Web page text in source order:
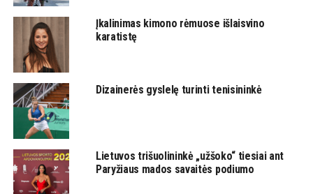
Įkalinimas kimono rėmuose išlaisvino
karatistę
Dizainerės gyslelę turinti tenisininkė
Lietuvos trišuolininkė „užšoko“ tiesiai ant
Paryžiaus mados savaitės podiumo